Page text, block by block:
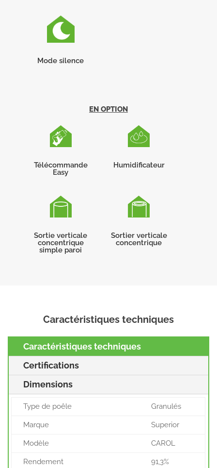
Mode silence
EN OPTION
Télécommande
Easy
Humidificateur
Sortie verticale
concentrique
simple paroi
Sortier verticale
concentrique
Caractéristiques techniques
Caractéristiques techniques
Certifications
Dimensions
Type de poêle Granulés
Marque Superior
Modèle CAROL
Rendement 91,3%